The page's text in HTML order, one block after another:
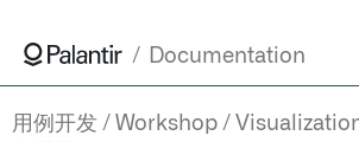
Documentation
用例开发 Workshop